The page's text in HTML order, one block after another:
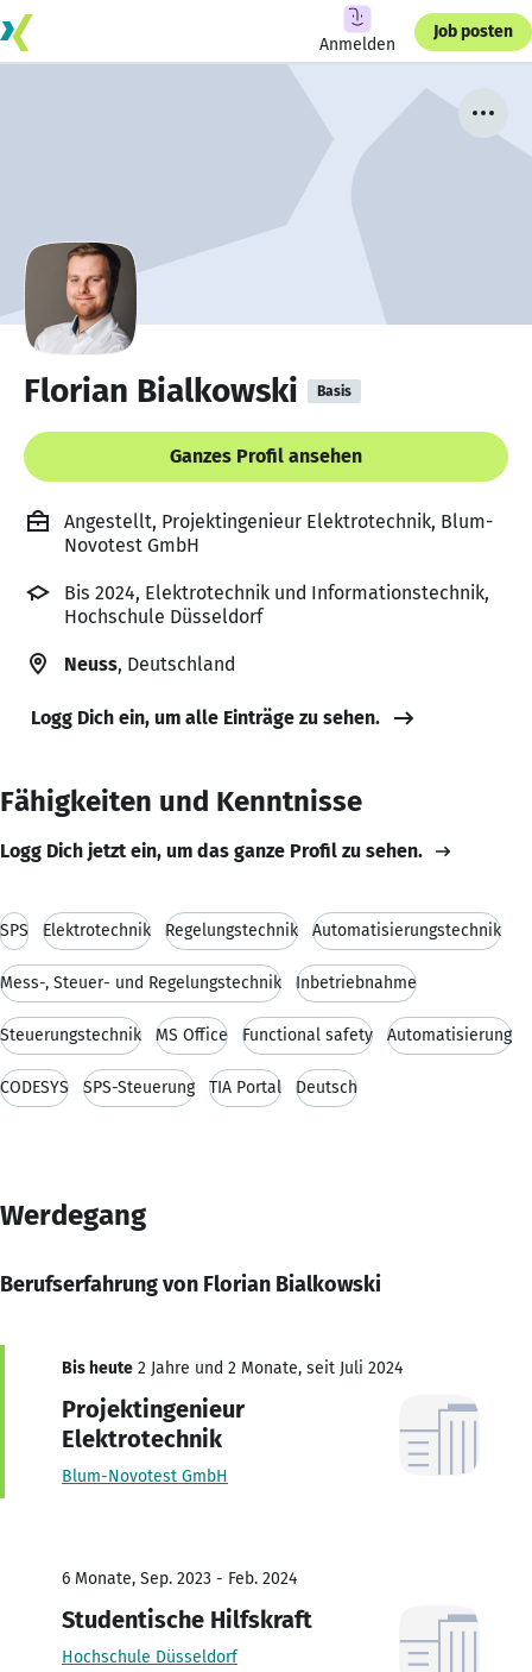
Anmelden
Job posten
Florian Bialkowski Basis
Ganzes Profil ansehen
Angestellt, Projektingenieur Elektrotechnik, Blum-
Novotest GmbH
Bis 2024, Elektrotechnik und Informationstechnik,
Hochschule Düsseldorf
Neuss, Deutschland
Logg Dich ein, um alle Einträge zu sehen.
Fähigkeiten und Kenntnisse
Logg Dich jetzt ein, um das ganze Profil zu sehen.
SPS Elektrotechnik Regelungstechnik Automatisierungstechnik
Mess-, Steuer- und Regelungstechnik Inbetriebnahme
Steuerungstechnik MS Office Functional safety Automatisierung
CODESYS SPS-Steuerung TIA Portal Deutsch
Werdegang
Berufserfahrung von Florian Bialkowski
Bis heute 2 Jahre und 2 Monate, seit Juli 2024
Projektingenieur
Elektrotechnik
Blum-Novotest GmbH
6 Monate, Sep. 2023 - Feb. 2024
Studentische Hilfskraft
Hochschule Düsseldorf